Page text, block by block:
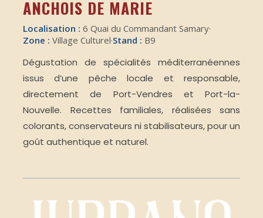
ANCHOIS DE MARIE
Localisation : 6 Quai du Commandant Samary·
Zone : Village Culturel·Stand : B9
Dégustation de spécialités méditerranéennes
issus d’une pêche locale et responsable,
directement de Port-Vendres et Port-la-
Nouvelle. Recettes familiales, réalisées sans
colorants, conservateurs ni stabilisateurs, pour un
goût authentique et naturel.